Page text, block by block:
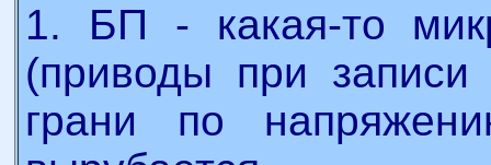
1. БП - какая-то
(приводы при
грани по